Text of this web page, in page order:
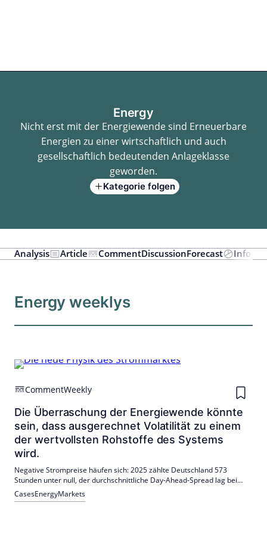
Energy
Nicht erst mit der Energiewende sind Erneuerbare
Energien zu einer wirtschaftlich und auch
gesellschaftlich bedeutenden Anlageklasse
geworden.
Kategorie folgen
Analysis Article CommentDiscussionForecast
Energy weeklys
CommentWeekly
Die Überraschung der Energiewende könnte
sein, dass ausgerechnet Volatilität zu einem
der wertvollsten Rohstoffe des Systems
wird.
Negative Strompreise häufen sich: 2025 zählte Deutschland 573
Stunden unter null, der durchschnittliche Day-Ahead-Spread lag bei
130 €/MWh. Batteriespeicher monetarisieren Volatilität; BNEF erwartet
2026 +1/3 Installationen, Kosten seit 2018 -75%. PV-Redispatch
CasesEnergyMarkets